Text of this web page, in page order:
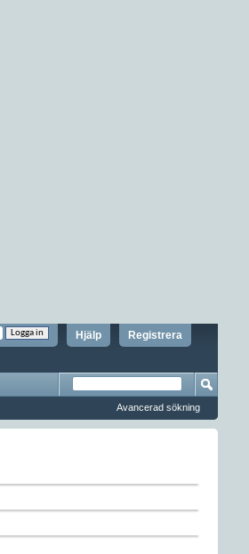
Registrera
Hjälp
Avancerad sökning